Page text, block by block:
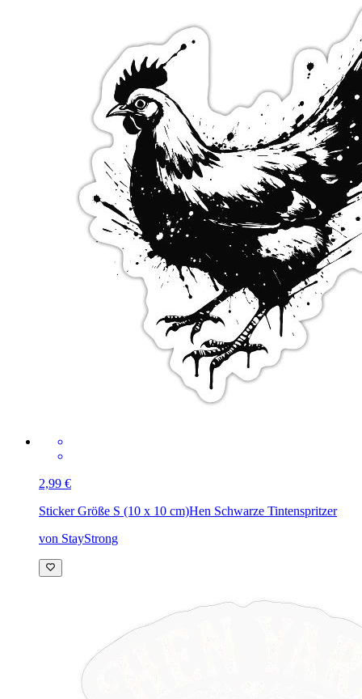
2,99 €
Sticker Größe S (10 x 10 cm)Hen Schwarze Tintenspritzer
von StayStrong